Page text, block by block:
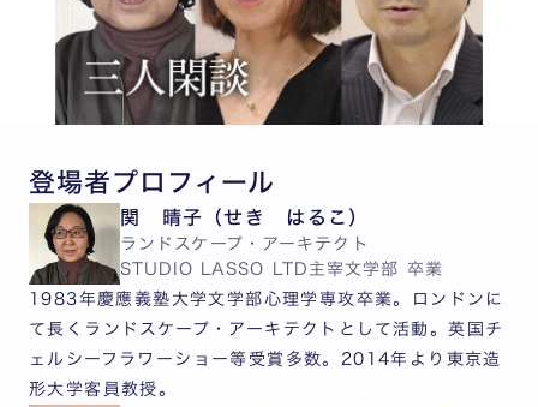
登場者プロフィール
関 晴子（せき はるこ）
ランドスケープ・アーキテクト
STUDIO LASSO LTD主宰文学部 卒業
1983年慶應義塾大学文学部心理学専攻卒業。ロンドンに
て長くランドスケープ・アーキテクトとして活動。英国チ
ェルシーフラワーショー等受賞多数。2014年より東京造
形大学客員教授。